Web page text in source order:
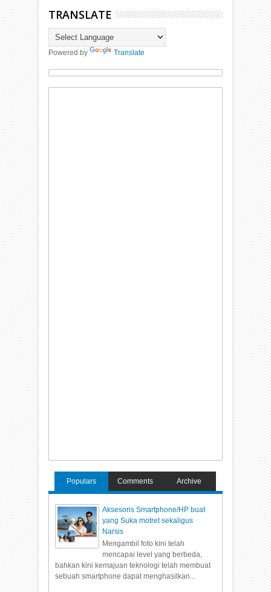
TRANSLATE
Powered by Translate
Populars Comments Archive
Aksesoris Smartphone/HP buat
yang Suka motret sekaligus
Narsis
Mengambil foto kini telah
mencapai level yang berbeda,
bahkan kini kemajuan teknologi telah membuat
sebuah smartphone dapat menghasilkan...